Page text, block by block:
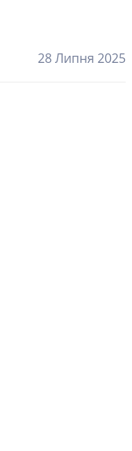
28 Липня 2025